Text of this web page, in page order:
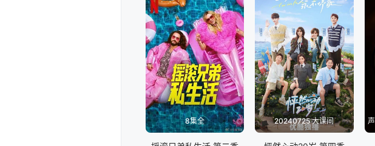
8集全 20240725 大课间